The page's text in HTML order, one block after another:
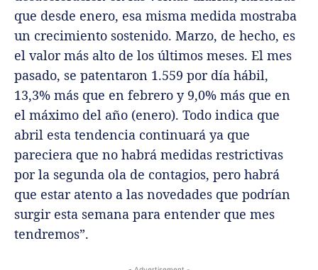
que desde enero, esa misma medida mostraba
un crecimiento sostenido. Marzo, de hecho, es
el valor más alto de los últimos meses. El mes
pasado, se patentaron 1.559 por día hábil,
13,3% más que en febrero y 9,0% más que en
el máximo del año (enero). Todo indica que
abril esta tendencia continuará ya que
pareciera que no habrá medidas restrictivas
por la segunda ola de contagios, pero habrá
que estar atento a las novedades que podrían
surgir esta semana para entender que mes
tendremos”.